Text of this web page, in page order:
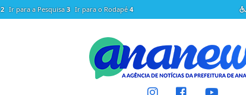
2 Ir para a Pesquisa 3 Ir para o Rodapé4